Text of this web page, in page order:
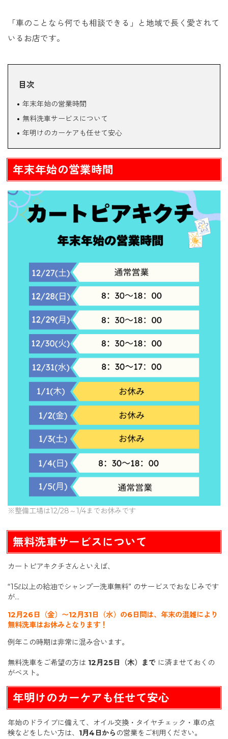
「車のことなら何でも相談できる」と地域で長く愛されて
いるお店です。
目次
年末年始の営業時間
無料洗車サービスについて
年明けのカーケアも任せて安心
年末年始の営業時間
※整備工場は12/28～1/4までお休みです
無料洗車サービスについて
カートピアキクチさんといえば、
“15ℓ以上の給油でシャンプー洗車無料” のサービスでおなじみです
が…
12月26日（金）〜12月31日（水）の6日間は、年末の混雑により
無料洗車はお休みとなります！
例年この時期は非常に混み合います。
無料洗車をご希望の方は 12月25日（木）まで に済ませておくの
がベスト。
年明けのカーケアも任せて安心
年始のドライブに備えて、オイル交換・タイヤチェック・車の点
検などをしたい方は、 1月4日から の営業をご利用ください。